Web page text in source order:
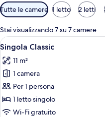
Filtri
disponibili
per
le
camere
Tutte le camere 1 letto 2 letti
Stai visualizzando 7 su 7 camere
Apri
tutte
le
foto
per
Singola
Classic
5
Singola Classic
11 m²
1 camera
Per 1 persona
1 letto singolo
Wi-Fi gratuito